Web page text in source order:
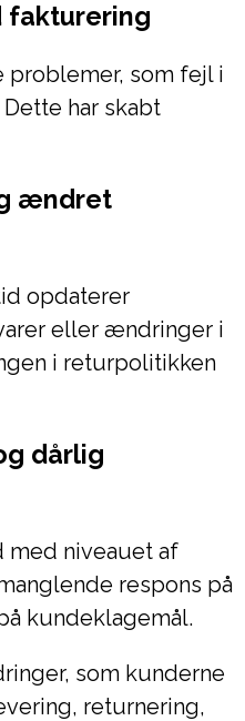
fakturering
problemer, som fejl i
har skabt
ændret
opdaterer
eller ændringer i
i returpolitikken
dårlig
med niveauet af
respons på
kundeklagemål.
som kunderne
returnering,